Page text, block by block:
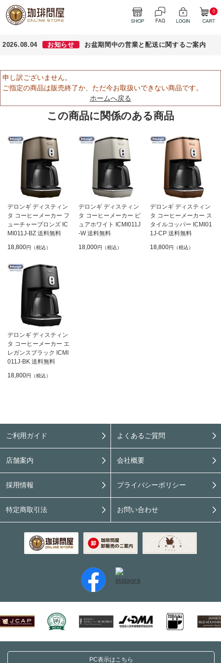
0
2026.08.04 お知らせ お盆期間中の営業と配送に関するご案内
申し訳ございません。
ご指定の商品は販売終了か、ただ今お取扱いできない商品です。
ホームへ戻る
この商品に関係のある商品
デロンギ ディスティン
タ コーヒーメーカー フ
ューチャーブロンズ IC
MI011J-BZ 送料無料
18,800円（税込）
デロンギ ディスティン
タ コーヒーメーカー ピ
ュアホワイト ICMI011J
-W 送料無料
18,000円（税込）
デロンギ ディスティン
タ コーヒーメーカー ス
タイルコッパー ICMI01
1J-CP 送料無料
18,800円（税込）
デロンギ ディスティン
タ コーヒーメーカー エ
レガンスブラック ICMI
011J-BK 送料無料
18,800円（税込）
ご利用ガイド よくあるご質問
店舗案内 会社概要
採用情報 プライバシーポリシー
特定商取引法 お問い合わせ
PC表示はこちら